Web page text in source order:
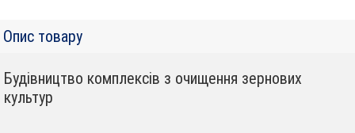
Опис товару
Будівництво комплексів з очищення зернових
культур